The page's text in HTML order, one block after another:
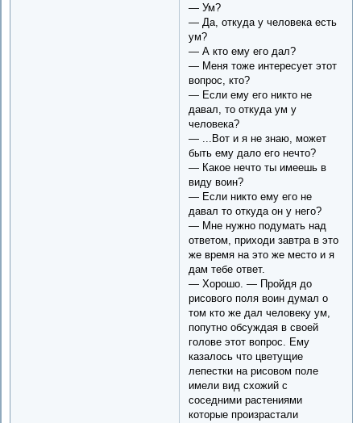
— Ум?
— Да, откуда у человека есть
ум?
— А кто ему его дал?
— Меня тоже интересует этот
вопрос, кто?
— Если ему его никто не
давал, то откуда ум у
человека?
— ...Вот и я не знаю, может
быть ему дало его нечто?
— Какое нечто ты имеешь в
виду воин?
— Если никто ему его не
давал то откуда он у него?
— Мне нужно подумать над
ответом, приходи завтра в это
же время на это же место и я
дам тебе ответ.
— Хорошо. — Пройдя до
рисового поля воин думал о
том кто же дал человеку ум,
попутно обсуждая в своей
голове этот вопрос. Ему
казалось что цветущие
лепестки на рисовом поле
имели вид схожий с
соседними растениями
которые произрастали